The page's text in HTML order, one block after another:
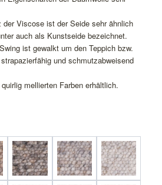
der Viscose ist der Seide sehr ähnlich
auch als Kunstseide bezeichnet.
ist gewalkt um den Teppich bzw.
und schmutzabweisend
mellierten Farben erhältlich.